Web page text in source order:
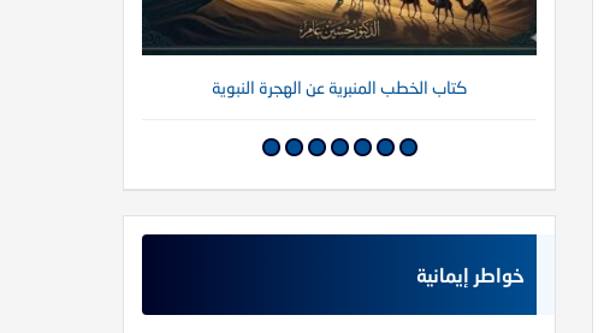
كتاب الخطب المنبرية عن الهجرة النبوية
خواطر إيمانية